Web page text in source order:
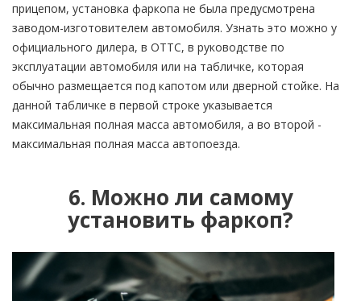
прицепом, установка фаркопа не была предусмотрена
заводом-изготовителем автомобиля. Узнать это можно у
официального дилера, в ОТТС, в руководстве по
эксплуатации автомобиля или на табличке, которая
обычно размещается под капотом или дверной стойке. На
данной табличке в первой строке указывается
максимальная полная масса автомобиля, а во второй -
максимальная полная масса автопоезда.
6. Можно ли самому
установить фаркоп?